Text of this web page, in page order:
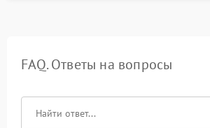
FAQ. Ответы на вопросы